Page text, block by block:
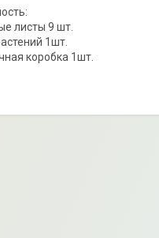
листы 9 шт.
1шт.
коробка 1шт.